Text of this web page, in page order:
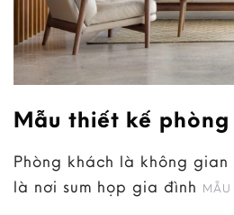
Mẫu thiết kế
Phòng khách là không
là nơi sum họp gia đình MẪU